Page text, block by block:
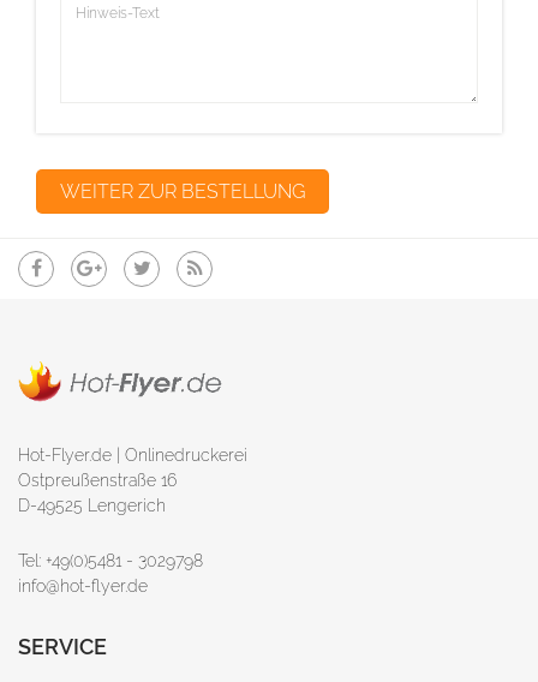
Hot-Flyer.de | Onlinedruckerei
Ostpreußenstraße 16
D-49525 Lengerich
Tel: +49(0)5481 - 3029798
info@hot-flyer.de
SERVICE